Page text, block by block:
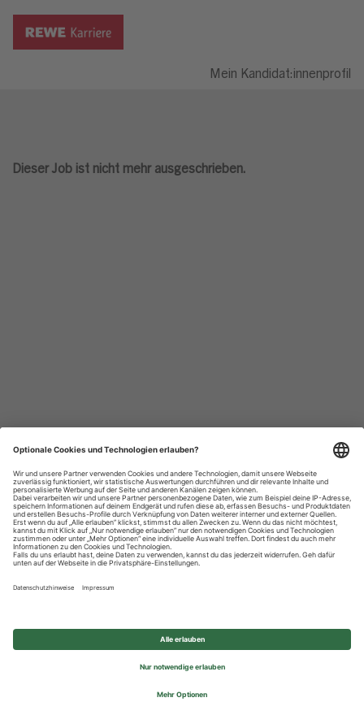
Mein Kandidat:innenprofil
Dieser Job ist nicht mehr ausgeschrieben.
Datenschutzhinweise
Impressum
Privatsphäre-Einstellungen
© 2026 REWE Group - All rights reserved